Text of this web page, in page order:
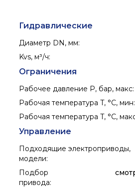
Гидравлические
Диаметр DN, мм:
Kvs, м³/ч:
Ограничения
Рабочее давление P, бар, макс:
Рабочая температура T, °C, мин:
Рабочая температура T, °C,
Управление
Подходящие электроприводы,
модели:
Подбор
привода: